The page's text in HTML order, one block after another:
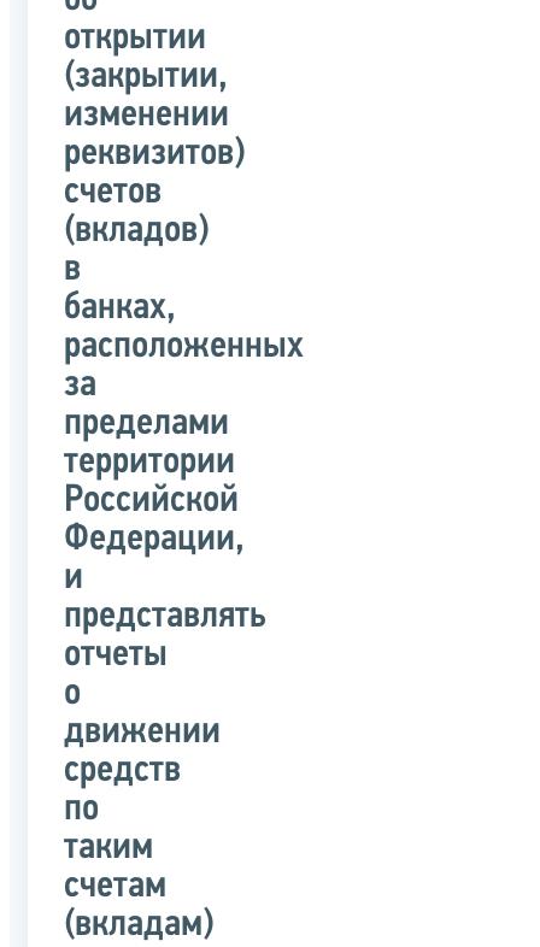
открытии
(закрытии,
изменении
реквизитов)
счетов
(вкладов)
в
банках,
расположенных
за
пределами
территории
Российской
Федерации,
и
представлять
отчеты
о
движении
средств
по
таким
счетам
(вкладам)